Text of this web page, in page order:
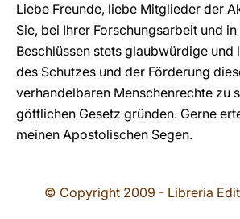
Liebe Freunde, liebe Mitglieder der
Sie, bei Ihrer Forschungsarbeit und in
Beschlüssen stets glaubwürdige und
des Schutzes und der Förderung
verhandelbaren Menschenrechte zu
göttlichen Gesetz gründen. Gerne
meinen Apostolischen Segen.
© Copyright 2009 - Libreria